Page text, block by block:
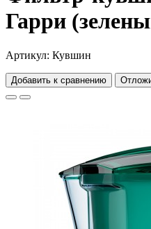
Гарри
Артикул: Кувшин
Добавить к сравнению